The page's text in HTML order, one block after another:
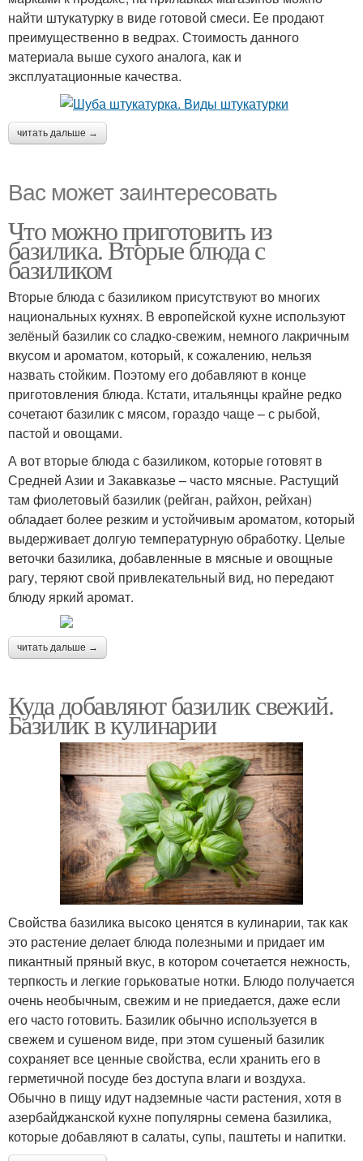
найти штукатурку в виде готовой смеси. Ее продают
преимущественно в ведрах. Стоимость данного
материала выше сухого аналога, как и
эксплуатационные качества.
читать дальше →
Вас может заинтересовать
Что можно приготовить из
базилика. Вторые блюда с
базиликом
Вторые блюда с базиликом присутствуют во многих
национальных кухнях. В европейской кухне используют
зелёный базилик со сладко-свежим, немного лакричным
вкусом и ароматом, который, к сожалению, нельзя
назвать стойким. Поэтому его добавляют в конце
приготовления блюда. Кстати, итальянцы крайне редко
сочетают базилик с мясом, гораздо чаще – с рыбой,
пастой и овощами.
А вот вторые блюда с базиликом, которые готовят в
Средней Азии и Закавказье – часто мясные. Растущий
там фиолетовый базилик (рейган, райхон, рейхан)
обладает более резким и устойчивым ароматом, который
выдерживает долгую температурную обработку. Целые
веточки базилика, добавленные в мясные и овощные
рагу, теряют свой привлекательный вид, но передают
блюду яркий аромат.
читать дальше →
Куда добавляют базилик свежий.
Базилик в кулинарии
Свойства базилика высоко ценятся в кулинарии, так как
это растение делает блюда полезными и придает им
пикантный пряный вкус, в котором сочетается нежность,
терпкость и легкие горьковатые нотки. Блюдо получается
очень необычным, свежим и не приедается, даже если
его часто готовить. Базилик обычно используется в
свежем и сушеном виде, при этом сушеный базилик
сохраняет все ценные свойства, если хранить его в
герметичной посуде без доступа влаги и воздуха.
Обычно в пищу идут надземные части растения, хотя в
азербайджанской кухне популярны семена базилика,
которые добавляют в салаты, супы, паштеты и напитки.